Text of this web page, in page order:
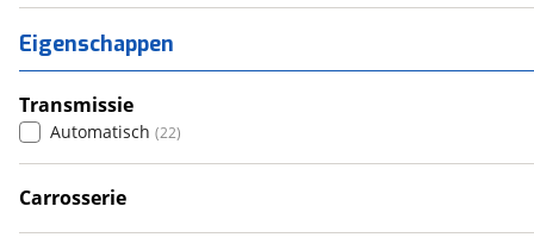
Alpine
Aston Martin (15)
Audi (5455
Austin (5)
Auto Union (1)
Benimar
Bentley (35)
Eigenschappen
Transmissie
Automatisch (22)
Carrosserie